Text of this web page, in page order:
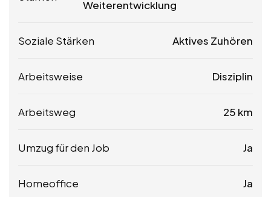
Weiterentwicklung
Soziale Stärken Aktives Zuhören
Arbeitsweise Disziplin
Arbeitsweg 25 km
Umzug für den Job Ja
Homeoffice Ja